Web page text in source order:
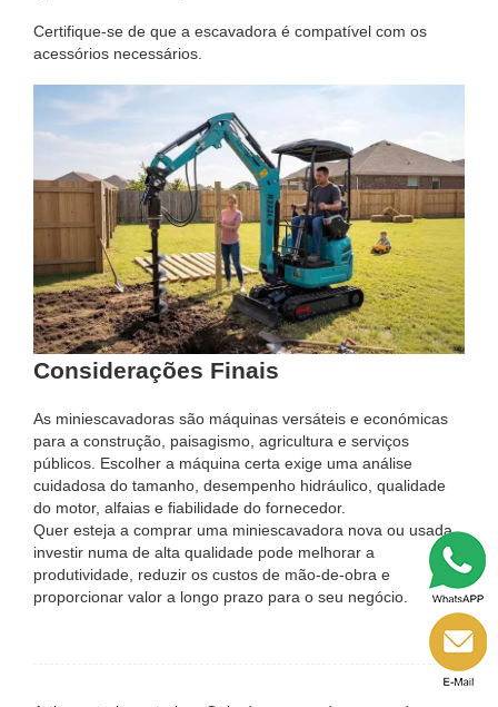
Certifique-se de que a escavadora é compatível com os
acessórios necessários.
Considerações Finais
As miniescavadoras são máquinas versáteis e económicas
para a construção, paisagismo, agricultura e serviços
públicos. Escolher a máquina certa exige uma análise
cuidadosa do tamanho, desempenho hidráulico, qualidade
do motor, alfaias e fiabilidade do fornecedor.
Quer esteja a comprar uma miniescavadora nova ou usada,
investir numa de alta qualidade pode melhorar a
produtividade, reduzir os custos de mão-de-obra e
proporcionar valor a longo prazo para o seu negócio.